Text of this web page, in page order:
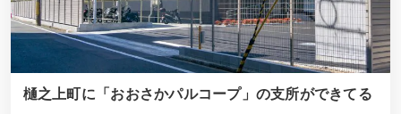
樋之上町に「おおさかパルコープ」の支所ができてる